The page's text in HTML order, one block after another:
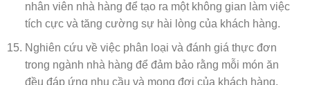
nhân viên nhà hàng để tạo ra một không gian làm việc
tích cực và tăng cường sự hài lòng của khách hàng.
Nghiên cứu về việc phân loại và đánh giá thực đơn
trong ngành nhà hàng để đảm bảo rằng mỗi món ăn
đều đáp ứng nhu cầu và mong đợi của khách hàng.